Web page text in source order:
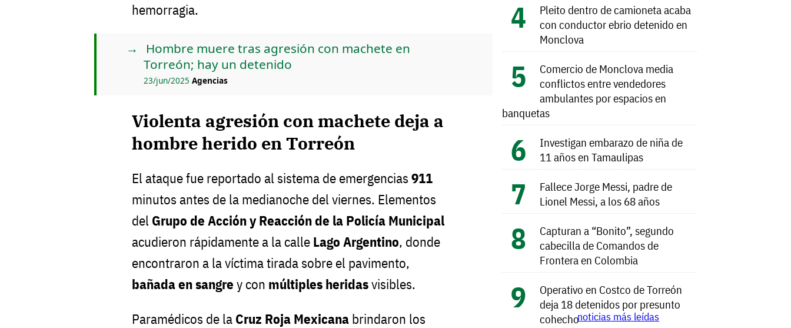
hemorragia.
Hombre muere tras agresión con machete en
Torreón; hay un detenido
23/jun/2025 Agencias
Violenta agresión con machete deja a
hombre herido en Torreón
El ataque fue reportado al sistema de emergencias 911
minutos antes de la medianoche del viernes. Elementos
del Grupo de Acción y Reacción de la Policía Municipal
acudieron rápidamente a la calle Lago Argentino, donde
encontraron a la víctima tirada sobre el pavimento,
bañada en sangre y con múltiples heridasvisibles.
Paramédicos de la Cruz Roja Mexicana brindaron los
Pleito dentro de camioneta acaba
con conductor ebrio detenido en
Monclova
Comercio de Monclova media
conflictos entre vendedores
ambulantes por espacios en
banquetas
Investigan embarazo de niña de
11 años en Tamaulipas
Fallece Jorge Messi, padre de
Lionel Messi, a los 68 años
Capturan a “Bonito”, segundo
cabecilla de Comandos de
Frontera en Colombia
Operativo en Costco de Torreón
deja 18 detenidos por presunto
cohechonoticias más leídas